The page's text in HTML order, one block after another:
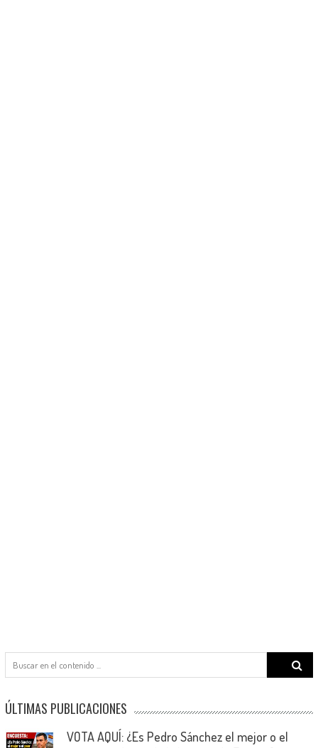
Search
for:
ÚLTIMAS PUBLICACIONES
VOTA AQUÍ: ¿Es Pedro Sánchez el mejor o el